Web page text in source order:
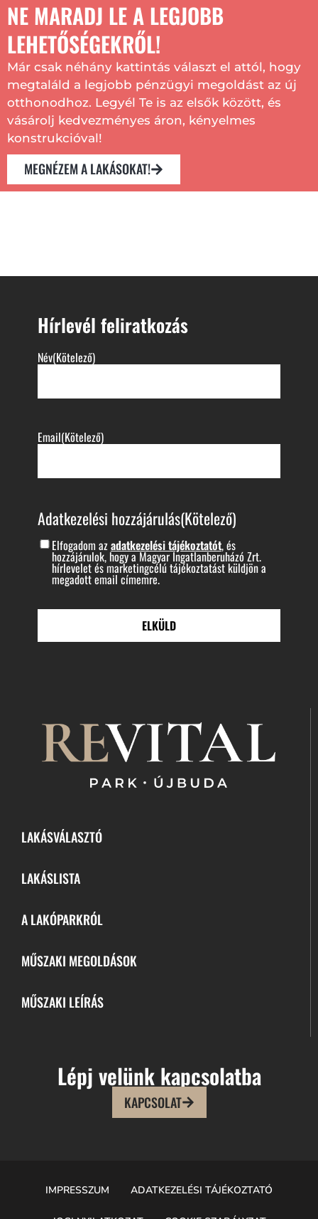
NE MARADJ LE A LEGJOBB
LEHETŐSÉGEKRŐL!
Már csak néhány kattintás választ el attól, hogy
megtaláld a legjobb pénzügyi megoldást az új
otthonodhoz. Legyél Te is az elsők között, és
vásárolj kedvezményes áron, kényelmes
konstrukcióval!
MEGNÉZEM A LAKÁSOKAT!
Hírlevél feliratkozás
Név(Kötelező)
Email(Kötelező)
Adatkezelési hozzájárulás(Kötelező)
Elfogadom azadatkezelési tájékoztatót, és
hozzájárulok, hogy a Magyar Ingatlanberuházó Zrt.
hírlevelet és marketingcélú tájékoztatást küldjön a
megadott email címemre.
LAKÁSVÁLASZTÓ
LAKÁSLISTA
A LAKÓPARKRÓL
MŰSZAKI MEGOLDÁSOK
MŰSZAKI LEÍRÁS
Lépj velünk kapcsolatba
KAPCSOLAT
IMPRESSZUM ADATKEZELÉSI TÁJÉKOZTATÓ